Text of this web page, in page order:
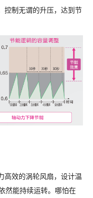
控制无谓的升压，达到节
高效的涡轮风扇，设计温
然能持续运转。哪怕在